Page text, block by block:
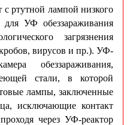
с ртутной лампой низкого
для УФ обеззараживания
загрязнения
вирусов и пр.). УФ-
обеззараживания,
стали, в которой
лампы, заключенные
исключающие контакт
через УФ-реактор